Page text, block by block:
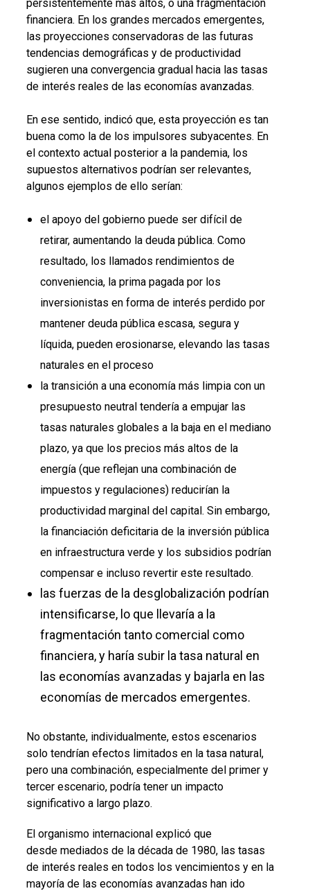
persistentemente más altos, o una fragmentación
financiera. En los grandes mercados emergentes,
las proyecciones conservadoras de las futuras
tendencias demográficas y de productividad
sugieren una convergencia gradual hacia las tasas
de interés reales de las economías avanzadas.
En ese sentido, indicó que, esta proyección es tan
buena como la de los impulsores subyacentes. En
el contexto actual posterior a la pandemia, los
supuestos alternativos podrían ser relevantes,
algunos ejemplos de ello serían:
el apoyo del gobierno puede ser difícil de
retirar, aumentando la deuda pública. Como
resultado, los llamados rendimientos de
conveniencia, la prima pagada por los
inversionistas en forma de interés perdido por
mantener deuda pública escasa, segura y
líquida, pueden erosionarse, elevando las tasas
naturales en el proceso
la transición a una economía más limpia con un
presupuesto neutral tendería a empujar las
tasas naturales globales a la baja en el mediano
plazo, ya que los precios más altos de la
energía (que reflejan una combinación de
impuestos y regulaciones) reducirían la
productividad marginal del capital. Sin embargo,
la financiación deficitaria de la inversión pública
en infraestructura verde y los subsidios podrían
compensar e incluso revertir este resultado.
las fuerzas de la desglobalización podrían
intensificarse, lo que llevaría a la
fragmentación tanto comercial como
financiera, y haría subir la tasa natural en
las economías avanzadas y bajarla en las
economías de mercados emergentes.
No obstante, individualmente, estos escenarios
solo tendrían efectos limitados en la tasa natural,
pero una combinación, especialmente del primer y
tercer escenario, podría tener un impacto
significativo a largo plazo.
El organismo internacional explicó que
desde mediados de la década de 1980, las tasas
de interés reales en todos los vencimientos y en la
mayoría de las economías avanzadas han ido